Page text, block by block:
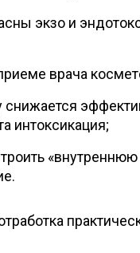
экзо и
врача
интоксикация;